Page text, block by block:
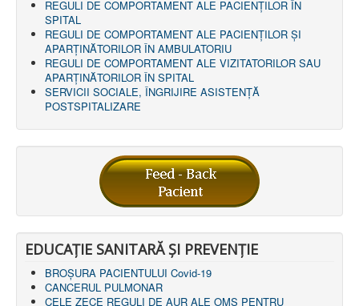
BUGET
CONTRACTE C.A.S.
CONTRACTE PROGRAME NAȚIONALE
CHELTUIELI
CONSILIU DE ETICĂ
CONTACT
INFORMAŢII CONTACT
RUTE ACCES
PURTĂTOR DE CUVÂNT
REGULI ACCES MASS-MEDIA
ORAR AUDIENŢE
COMUNICATE
REGULI DE COMPORTAMENT ALE PACIENȚILOR ÎN
SPITAL
REGULI DE COMPORTAMENT ALE PACIENȚILOR ȘI
APARȚINĂTORILOR ÎN AMBULATORIU
REGULI DE COMPORTAMENT ALE VIZITATORILOR SAU
APARȚINĂTORILOR ÎN SPITAL
SERVICII SOCIALE, ÎNGRIJIRE ASISTENŢĂ
POSTSPITALIZARE
EDUCAȚIE SANITARĂ ȘI PREVENȚIE
BROȘURA PACIENTULUI Covid-19
CANCERUL PULMONAR
CELE ZECE REGULI DE AUR ALE OMS PENTRU